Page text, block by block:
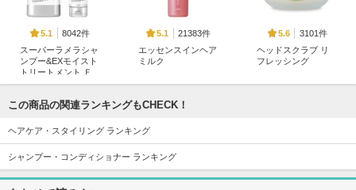
5.1
8042件
スーパーラメラシャ
ンプー&EXモイスト
トリートメント Ｆ
ＯＲ ＤＡＩＬＹ Ｄ
THE ANSWER
5.1
21383件
エッセンスインヘア
ミルク
5.6
3101件
ヘッドスクラブ リ
フレッシング
この商品の関連ランキングもCHECK！
ヘアケア・スタイリング ランキング
シャンプー・コンディショナー ランキング